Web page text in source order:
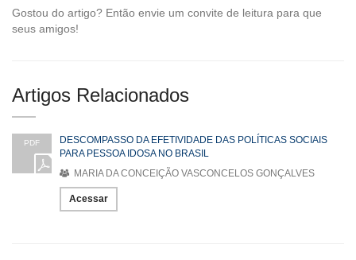
Gostou do artigo? Então envie um convite de leitura para que
seus amigos!
Artigos Relacionados
PDF
DESCOMPASSO DA EFETIVIDADE DAS POLÍTICAS SOCIAIS
PARA PESSOA IDOSA NO BRASIL
MARIA DA CONCEIÇÃO VASCONCELOS GONÇALVES
Acessar